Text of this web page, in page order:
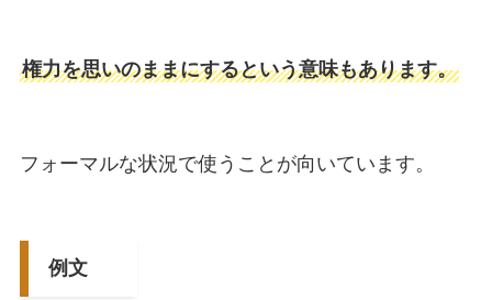
権力を思いのままにするという意味もあります。
フォーマルな状況で使うことが向いています。
例文